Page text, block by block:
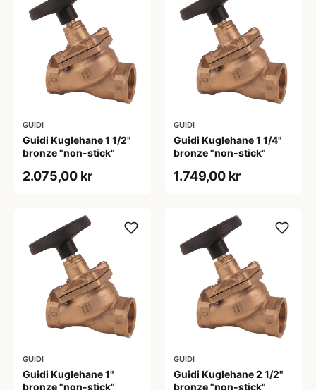
GUIDI
Guidi Kuglehane 1 1/2"
bronze "non-stick"
2.075,00 kr
GUIDI
Guidi Kuglehane 1 1/4"
bronze "non-stick"
1.749,00 kr
GUIDI
Guidi Kuglehane 1"
bronze "non-stick"
GUIDI
Guidi Kuglehane 2 1/2"
bronze "non-stick"